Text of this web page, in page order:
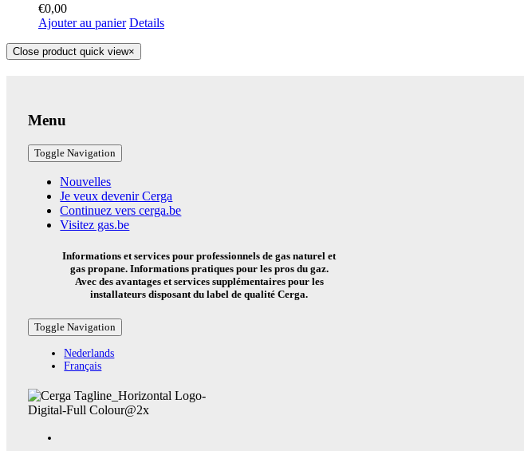
€0,00
Ajouter au panier Details
Close product quick view×
Menu
Toggle Navigation
Nouvelles
Je veux devenir Cerga
Continuez vers cerga.be
Visitez gas.be
Informations et services pour professionnels de gas naturel et
gas propane. Informations pratiques pour les pros du gaz.
Avec des avantages et services supplémentaires pour les
installateurs disposant du label de qualité Cerga.
Toggle Navigation
Nederlands
Français